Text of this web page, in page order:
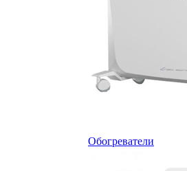
Обогреватели